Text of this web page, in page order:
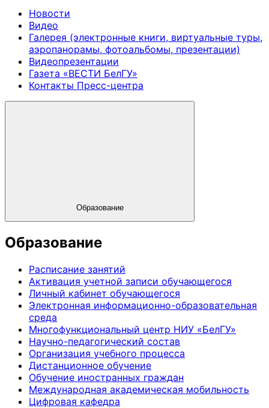
Новости
Видео
Галерея (электронные книги, виртуальные туры,
аэропанорамы, фотоальбомы, презентации)
Видеопрезентации
Газета «ВЕСТИ БелГУ»
Контакты Пресс-центра
Образование
Образование
Расписание занятий
Активация учетной записи обучающегося
Личный кабинет обучающегося
Электронная информационно-образовательная
среда
Многофункциональный центр НИУ «БелГУ»
Научно-педагогический состав
Организация учебного процесса
Дистанционное обучение
Обучение иностранных граждан
Международная академическая мобильность
Цифровая кафедра